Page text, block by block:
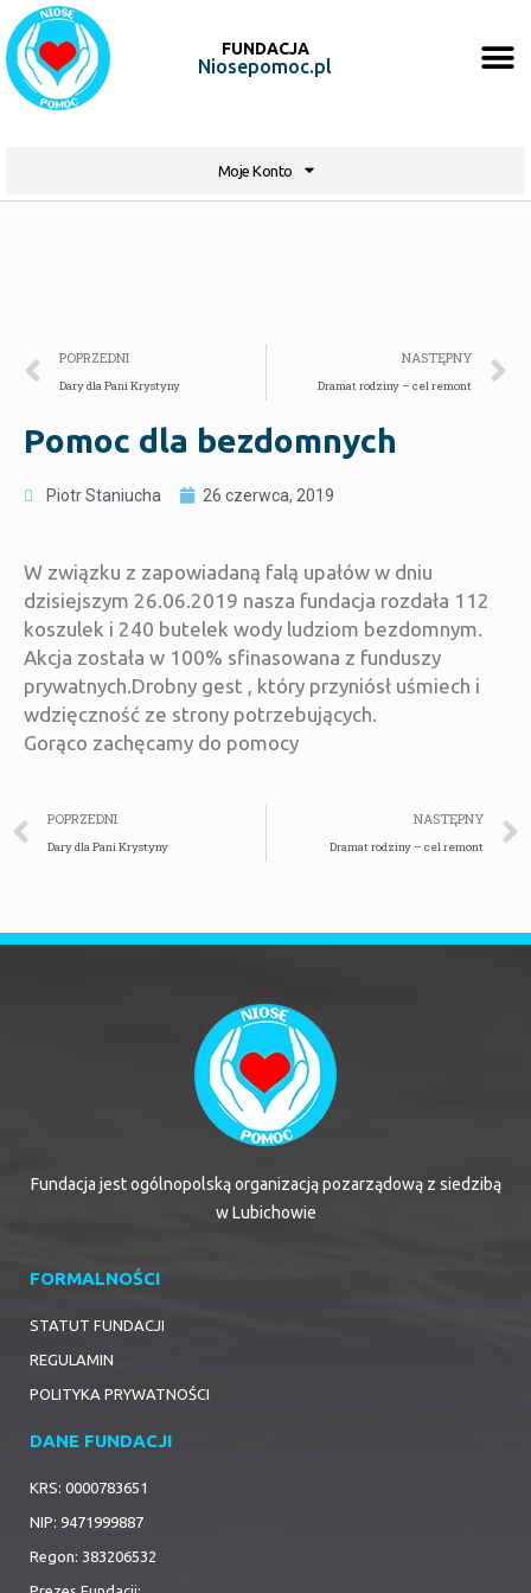
FUNDACJA
Niosepomoc.pl
Moje Konto
POPRZEDNI
Dary dla Pani Krystyny
NASTĘPNY
Dramat rodziny – cel remont
Pomoc dla bezdomnych
Piotr Staniucha 26 czerwca, 2019
W związku z zapowiadaną falą upałów w dniu
dzisiejszym 26.06.2019 nasza fundacja rozdała 112
koszulek i 240 butelek wody ludziom bezdomnym.
Akcja została w 100% sfinasowana z funduszy
prywatnych.Drobny gest , który przyniósł uśmiech i
wdzięczność ze strony potrzebujących.
Gorąco zachęcamy do pomocy
POPRZEDNI
Dary dla Pani Krystyny
NASTĘPNY
Dramat rodziny – cel remont
Fundacja jest ogólnopolską organizacją pozarządową z siedzibą
w Lubichowie
FORMALNOŚCI
STATUT FUNDACJI
REGULAMIN
POLITYKA PRYWATNOŚCI
DANE FUNDACJI
KRS: 0000783651
NIP: 9471999887
Regon: 383206532